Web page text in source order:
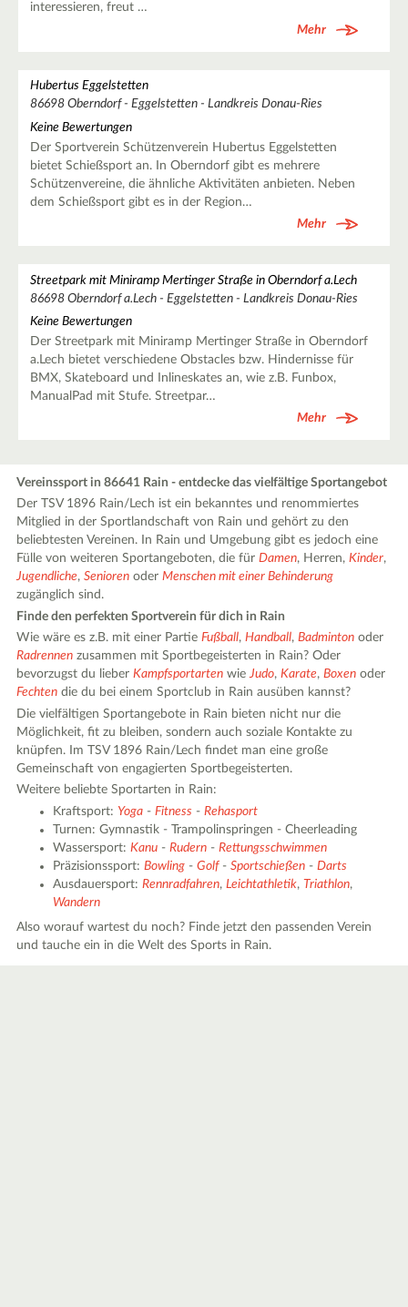
interessieren, freut …
Mehr
Hubertus Eggelstetten
86698 Oberndorf - Eggelstetten - Landkreis Donau-Ries
Keine Bewertungen
Der Sportverein Schützenverein Hubertus Eggelstetten
bietet Schießsport an. In Oberndorf gibt es mehrere
Schützenvereine, die ähnliche Aktivitäten anbieten. Neben
dem Schießsport gibt es in der Region…
Mehr
Streetpark mit Miniramp Mertinger Straße in Oberndorf a.Lech
86698 Oberndorf a.Lech - Eggelstetten - Landkreis Donau-Ries
Keine Bewertungen
Der Streetpark mit Miniramp Mertinger Straße in Oberndorf
a.Lech bietet verschiedene Obstacles bzw. Hindernisse für
BMX, Skateboard und Inlineskates an, wie z.B. Funbox,
ManualPad mit Stufe. Streetpar…
Mehr
Vereinssport in 86641 Rain - entdecke das vielfältige Sportangebot
Der TSV 1896 Rain/Lech ist ein bekanntes und renommiertes
Mitglied in der Sportlandschaft von Rain und gehört zu den
beliebtesten Vereinen. In Rain und Umgebung gibt es jedoch eine
Fülle von weiteren Sportangeboten, die fürDamen, Herren,Kinder,
Jugendliche,Senioren oderMenschen mit einer Behinderung
zugänglich sind.
Finde den perfekten Sportverein für dich in Rain
Wie wäre es z.B. mit einer PartieFußball,Handball,Badminton oder
Radrennen zusammen mit Sportbegeisterten in Rain? Oder
bevorzugst du lieberKampfsportarten wieJudo,Karate,Boxen oder
Fechten die du bei einem Sportclub in Rain ausüben kannst?
Die vielfältigen Sportangebote in Rain bieten nicht nur die
Möglichkeit, fit zu bleiben, sondern auch soziale Kontakte zu
knüpfen. Im TSV 1896 Rain/Lech findet man eine große
Gemeinschaft von engagierten Sportbegeisterten.
Weitere beliebte Sportarten in Rain:
Kraftsport: Yoga -Fitness -Rehasport
Turnen: Gymnastik - Trampolinspringen - Cheerleading
Wassersport:Kanu -Rudern -Rettungsschwimmen
Präzisionssport:Bowling -Golf-Sportschießen -Darts
Ausdauersport:Rennradfahren,Leichtathletik,Triathlon,
Wandern
Also worauf wartest du noch? Finde jetzt den passenden Verein
und tauche ein in die Welt des Sports in Rain.